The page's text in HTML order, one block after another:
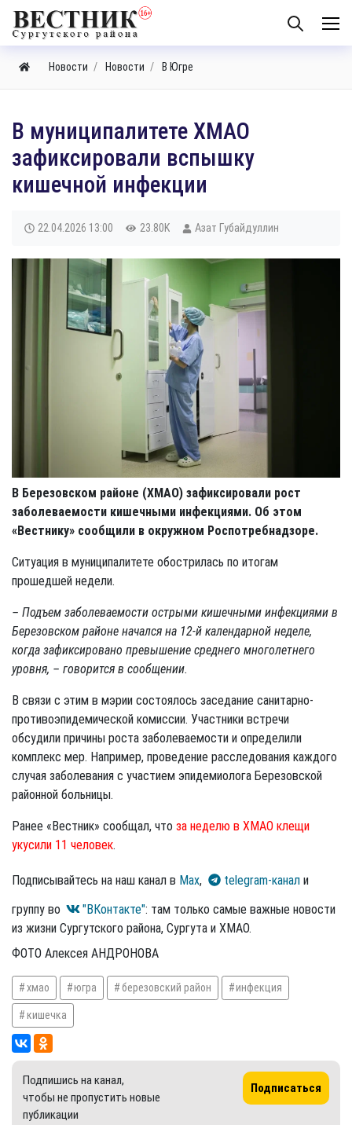
Новости Новости В Югре
​В муниципалитете ХМАО
зафиксировали вспышку
кишечной инфекции
22.04.2026 13:00 23.80K Азат Губайдуллин
В Березовском районе (ХМАО) зафиксировали рост
заболеваемости кишечными инфекциями. Об этом
«Вестнику» сообщили в окружном Роспотребнадзоре.
Ситуация в муниципалитете обострилась по итогам
прошедшей недели.
– Подъем заболеваемости острыми кишечными инфекциями в
Березовском районе начался на 12-й календарной неделе,
когда зафиксировано превышение среднего многолетнего
уровня, – говорится в сообщении.
В связи с этим в мэрии состоялось заседание санитарно-
противоэпидемической комиссии. Участники встречи
обсудили причины роста заболеваемости и определили
комплекс мер. Например, проведение расследования каждого
случая заболевания с участием эпидемиолога Березовской
районной больницы.
Ранее «Вестник» сообщал, что за неделю в ХМАО клещи
укусили 11 человек.
Подписывайтесь на наш канал в Max, telegram-канал и
группу во
"ВКонтакте": там только самые важные новости
из жизни Сургутского района, Сургута и ХМАО.
ФОТО Алексея АНДРОНОВА
хмао югра березовский район инфекция
кишечка
Подпишись на канал,
чтобы не пропустить новые
публикации
Подписаться